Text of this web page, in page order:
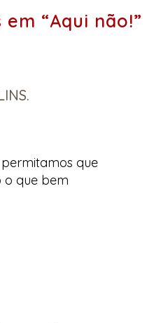
“Aqui não!”
que
que bem